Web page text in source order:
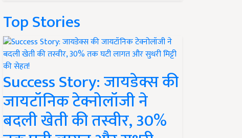
Top Stories
Success Story: जायडेक्स की
जायटॉनिक टेक्नोलॉजी ने
बदली खेती की तस्वीर, 30%